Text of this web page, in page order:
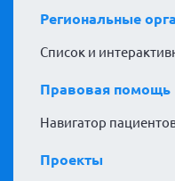
Региональные
Список и
Правовая помощь
Навигатор
Проекты